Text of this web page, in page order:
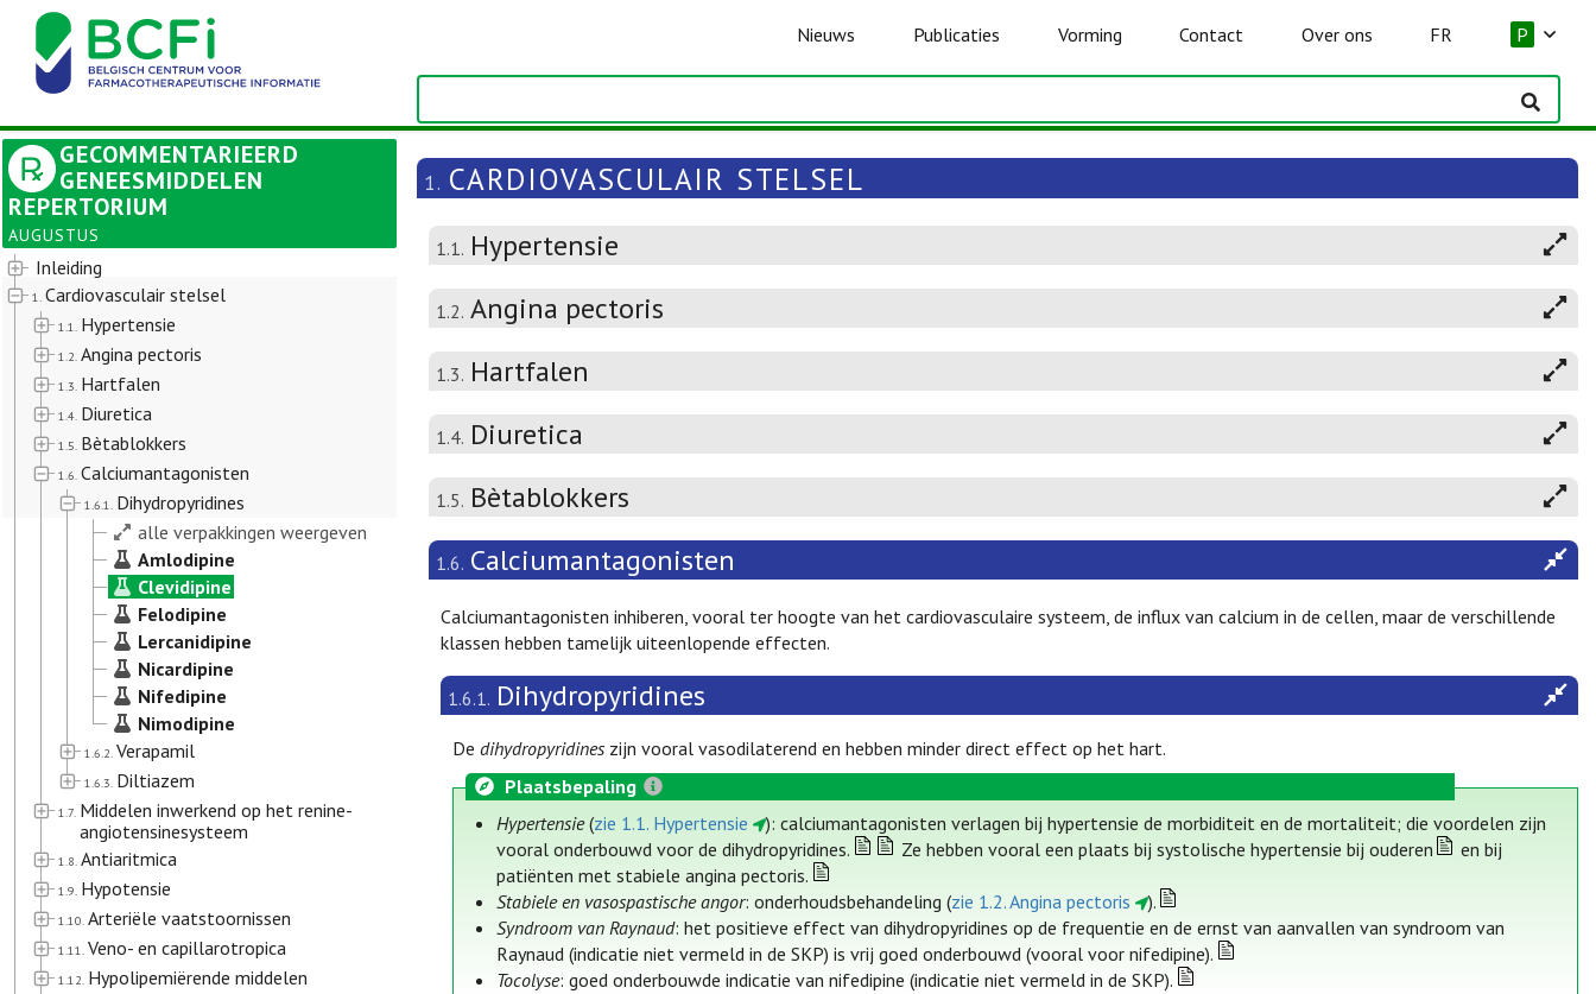
Nieuws Publicaties Vorming Contact Over ons FR P
GECOMMENTARIEERD
GENEESMIDDELEN
REPERTORIUM
AUGUSTUS
Inleiding
1. Cardiovasculair stelsel
1.1. Hypertensie
1.2. Angina pectoris
1.3. Hartfalen
1.4. Diuretica
1.5. Bètablokkers
1.6. Calciumantagonisten
1.6.1. Dihydropyridines
alle verpakkingen weergeven
Amlodipine
Clevidipine
Felodipine
Lercanidipine
Nicardipine
Nifedipine
Nimodipine
1.6.2. Verapamil
1.6.3. Diltiazem
1.7. Middelen inwerkend op het renine-
angiotensinesysteem
1.8. Antiaritmica
1.9. Hypotensie
1.10. Arteriële vaatstoornissen
1.11. Veno- en capillarotropica
1.12. Hypolipemiërende middelen
1. CARDIOVASCULAIR STELSEL
1.1. Hypertensie
1.2. Angina pectoris
1.3. Hartfalen
1.4. Diuretica
1.5. Bètablokkers
1.6. Calciumantagonisten
Calciumantagonisten inhiberen, vooral ter hoogte van het cardiovasculaire systeem, de influx van calcium in de cellen, maar de verschillende
klassen hebben tamelijk uiteenlopende effecten.
1.6.1. Dihydropyridines
De dihydropyridines zijn vooral vasodilaterend en hebben minder direct effect op het hart.
Plaatsbepaling
Hypertensie(zie 1.1. Hypertensie
): calciumantagonisten verlagen bij hypertensie de morbiditeit en de mortaliteit; die voordelen zijn
vooral onderbouwd voor de dihydropyridines.
Ze hebben vooral een plaats bij systolische hypertensie bij ouderen
en bij
patiënten met stabiele angina pectoris.
Stabiele en vasospastische angor: onderhoudsbehandeling (zie 1.2. Angina pectoris
).
Syndroom van Raynaud: het positieve effect van dihydropyridines op de frequentie en de ernst van aanvallen van syndroom van
Raynaud (indicatie niet vermeld in de SKP) is vrij goed onderbouwd (vooral voor nifedipine).
Tocolyse: goed onderbouwde indicatie van nifedipine (indicatie niet vermeld in de SKP).